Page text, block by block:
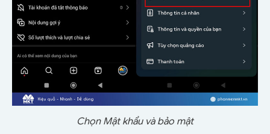
Chọn Mật khẩu và bảo mật